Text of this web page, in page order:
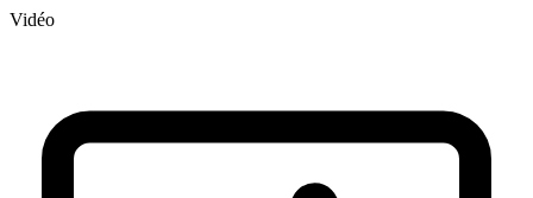
Vidéo